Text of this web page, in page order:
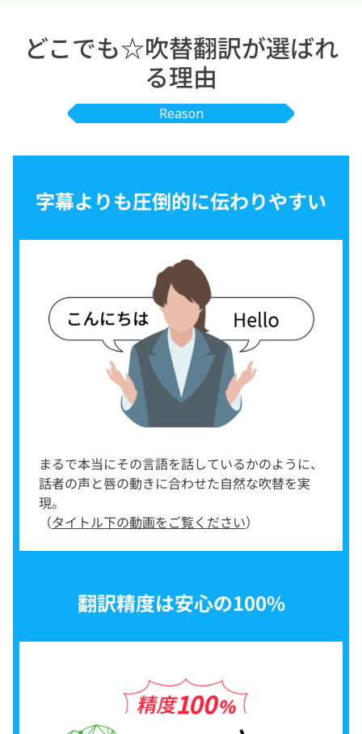
どこでも☆吹替翻訳が選ばれ
る理由
Reason
字幕よりも圧倒的に伝わりやすい
まるで本当にその言語を話しているかのように、
話者の声と唇の動きに合わせた自然な吹替を実
現。
（タイトル下の動画をご覧ください）
翻訳精度は安心の100%